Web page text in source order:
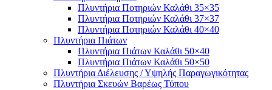
Πλυντήρια Ποτηριών Καλάθι 35×35
Πλυντήρια Ποτηριών Καλάθι 37×37
Πλυντήρια Ποτηριών Καλάθι 40×40
Πλυντήρια Πιάτων
Πλυντήρια Πιάτων Καλάθι 50×40
Πλυντήρια Πιάτων Καλάθι 50×50
Πλυντήρια Διέλευσης / Υψηλής Παραγωγικότητας
Πλυντήρια Σκευών Βαρέως Τύπου